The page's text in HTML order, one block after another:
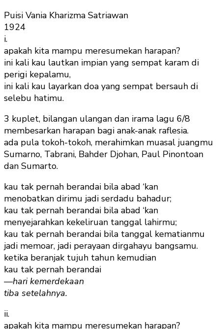
Puisi Vania Kharizma Satriawan
1924
i.
apakah kita mampu meresumekan harapan?
ini kali kau lautkan impian yang sempat karam di
perigi kepalamu,
ini kali kau layarkan doa yang sempat bersauh di
selebu hatimu.
3 kuplet, bilangan ulangan dan irama lagu 6/8
membesarkan harapan bagi anak-anak raflesia.
ada pula tokoh-tokoh, merahimkan muasal juangmu
Sumarno, Tabrani, Bahder Djohan, Paul Pinontoan
dan Sumarto.
kau tak pernah berandai bila abad ‘kan
menobatkan dirimu jadi serdadu bahadur;
kau tak pernah berandai bila abad ‘kan
menyejarahkan kekeliruan tanggal lahirmu;
kau tak pernah berandai bila tanggal kematianmu
jadi memoar, jadi perayaan dirgahayu bangsamu.
ketika beranjak tujuh tahun kemudian
kau tak pernah berandai
—hari kemerdekaan
tiba setelahnya.
ii.
apakah kita mampu meresumekan harapan?